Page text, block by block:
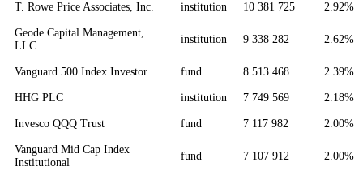
T. Rowe Price Associates, Inc. institution 10 381 725 2.92%
Geode Capital Management,
LLC
institution 9 338 282 2.62%
Vanguard 500 Index Investor fund 8 513 468 2.39%
HHG PLC institution 7 749 569 2.18%
Invesco QQQ Trust fund 7 117 982 2.00%
Vanguard Mid Cap Index
Institutional
fund 7 107 912 2.00%